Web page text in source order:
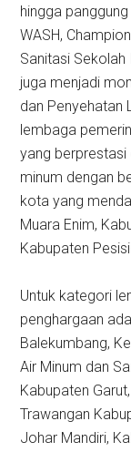
hingga
WASH,
Sanitasi Sekolah
juga menjadi
dan Penyehatan
lembaga
yang berprestasi
minum dengan
kota yang
Muara Enim,
Kabupaten
Untuk kategori
penghargaan
Balekumbang,
Air Minum dan
Kabupaten
Trawangan
Johar Mandiri,